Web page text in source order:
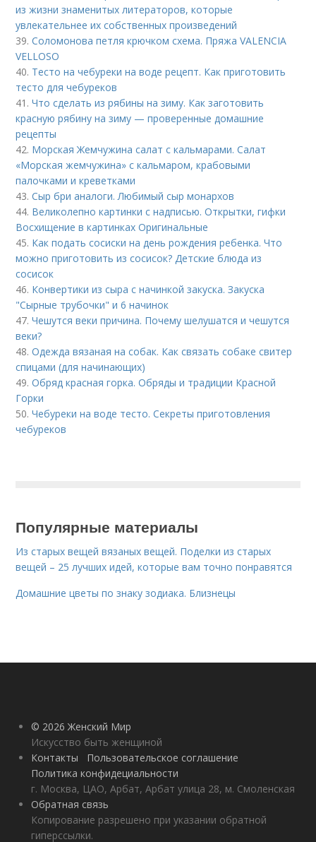
из жизни знаменитых литераторов, которые
увлекательнее их собственных произведений
39.Соломонова петля крючком схема. Пряжа VALENCIA
VELLOSO
40. Тесто на чебуреки на воде рецепт. Как приготовить
тесто для чебуреков
41.Что сделать из рябины на зиму. Как заготовить
красную рябину на зиму — проверенные домашние
рецепты
42. Морская Жемчужина салат с кальмарами. Салат
«Морская жемчужина» с кальмаром, крабовыми
палочками и креветками
43.Сыр бри аналоги. Любимый сыр монархов
44. Великолепно картинки с надписью. Открытки, гифки
Восхищение в картинках Оригинальные
45. Как подать сосиски на день рождения ребенка. Что
можно приготовить из сосисок? Детские блюда из
сосисок
46. Конвертики из сыра с начинкой закуска. Закуска
"Сырные трубочки" и 6 начинок
47.Чешутся веки причина. Почему шелушатся и чешутся
веки?
48.Одежда вязаная на собак. Как связать собаке свитер
спицами (для начинающих)
49.Обряд красная горка. Обряды и традиции Красной
Горки
50.Чебуреки на воде тесто. Секреты приготовления
чебуреков
Популярные материалы
Из старых вещей вязаных вещей. Поделки из старых
вещей – 25 лучших идей, которые вам точно понравятся
Домашние цветы по знаку зодиака. Близнецы
© 2026 Женский Мир
Искусство быть женщиной
Контакты
Пользовательское соглашение
Политика конфидециальности
г. Москва, ЦАО, Арбат, Арбат улица 28, м. Смоленская
Обратная связь
Копирование разрешено при указании обратной
гиперссылки.